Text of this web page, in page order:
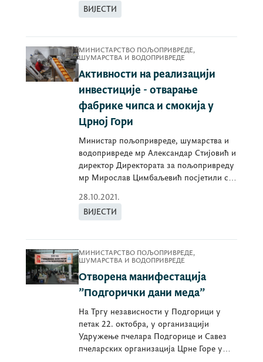
ВИЈЕСТИ
МИНИСТАРСТВО ПОЉОПРИВРЕДЕ,
ШУМАРСТВА И ВОДОПРИВРЕДЕ
Активности на реализацији
инвестиције - отварање
фабрике чипса и смокија у
Црној Гори
Министар пољопривреде, шумарства и
водопривреде мр Александар Стијовић и
директор Директората за пољопривреду
мр Мирослав Цимбаљевић посјетили су
28.10.2021.
ВИЈЕСТИ
МИНИСТАРСТВО ПОЉОПРИВРЕДЕ,
ШУМАРСТВА И ВОДОПРИВРЕДЕ
Отворена манифестација
”Подгорички дани меда”
На Тргу независности у Подгорици у
петак 22. октобра, у организацији
Удружење пчелара Подгорице и Савез
пчеларских организација Црне Горе у